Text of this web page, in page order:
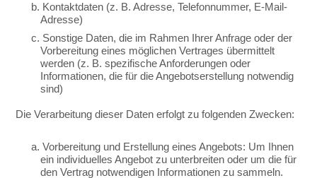
b. Kontaktdaten (z. B. Adresse, Telefonnummer, E-Mail-
Adresse)
c. Sonstige Daten, die im Rahmen Ihrer Anfrage oder der
Vorbereitung eines möglichen Vertrages übermittelt
werden (z. B. spezifische Anforderungen oder
Informationen, die für die Angebotserstellung notwendig
sind)
Die Verarbeitung dieser Daten erfolgt zu folgenden Zwecken:
a. Vorbereitung und Erstellung eines Angebots: Um Ihnen
ein individuelles Angebot zu unterbreiten oder um die für
den Vertrag notwendigen Informationen zu sammeln.